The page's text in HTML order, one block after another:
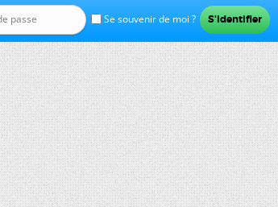
Se souvenir de moi ?